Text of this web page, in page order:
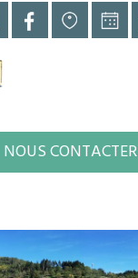
NOUS CONTACTER